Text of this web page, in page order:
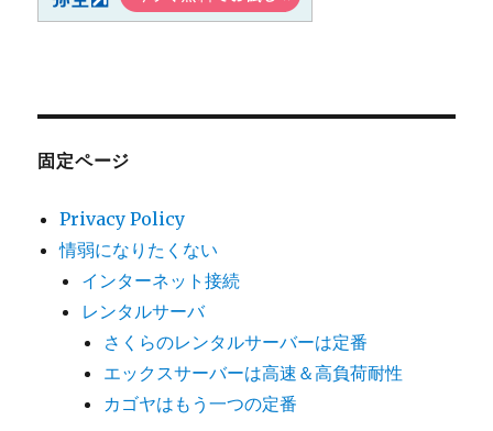
固定ページ
Privacy Policy
情弱になりたくない
インターネット接続
レンタルサーバ
さくらのレンタルサーバーは定番
エックスサーバーは高速＆高負荷耐性
カゴヤはもう一つの定番